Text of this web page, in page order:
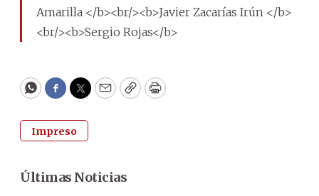
Amarilla </b><br/><b>Javier Zacarías Irún </b>
<br/><b>Sergio Rojas</b>
WhatsApp
Facebook
Twitter
EmailCopyPrint
Impreso
Últimas Noticias